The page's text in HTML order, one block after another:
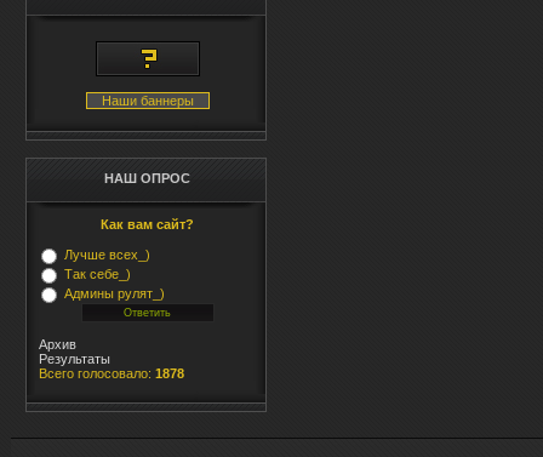
Наши баннеры
НАШ ОПРОС
Как вам сайт?
Лучше всех_)
Так себе_)
Админы рулят_)
Архив
Результаты
Всего голосовало: 1878